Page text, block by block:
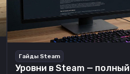
Гайды Steam
Уровни в Steam —